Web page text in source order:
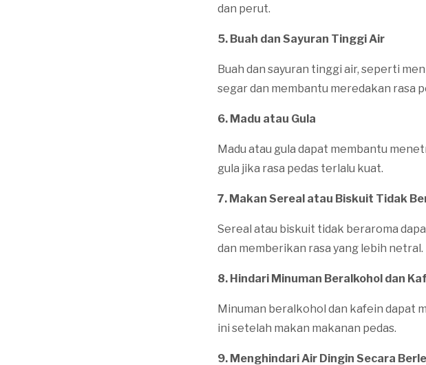
dan perut.
5. Buah dan Sayuran Tinggi Air
Buah dan sayuran tinggi air, seperti
segar dan membantu meredakan rasa
6. Madu atau Gula
Madu atau gula dapat membantu
gula jika rasa pedas terlalu kuat.
7. Makan Sereal atau Biskuit Tidak
Sereal atau biskuit tidak beraroma
dan memberikan rasa yang lebih netral.
8. Hindari Minuman Beralkohol dan
Minuman beralkohol dan kafein dapat
ini setelah makan makanan pedas.
9. Menghindari Air Dingin Secara